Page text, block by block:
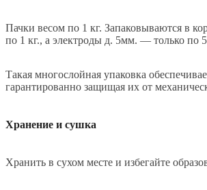
Пачки весом по 1 кг. Запаковываются в
по 1 кг., а электроды д. 5мм. — только по
Такая многослойная упаковка
гарантированно защищая их от
Хранение и сушка
Хранить в сухом месте и избегайте